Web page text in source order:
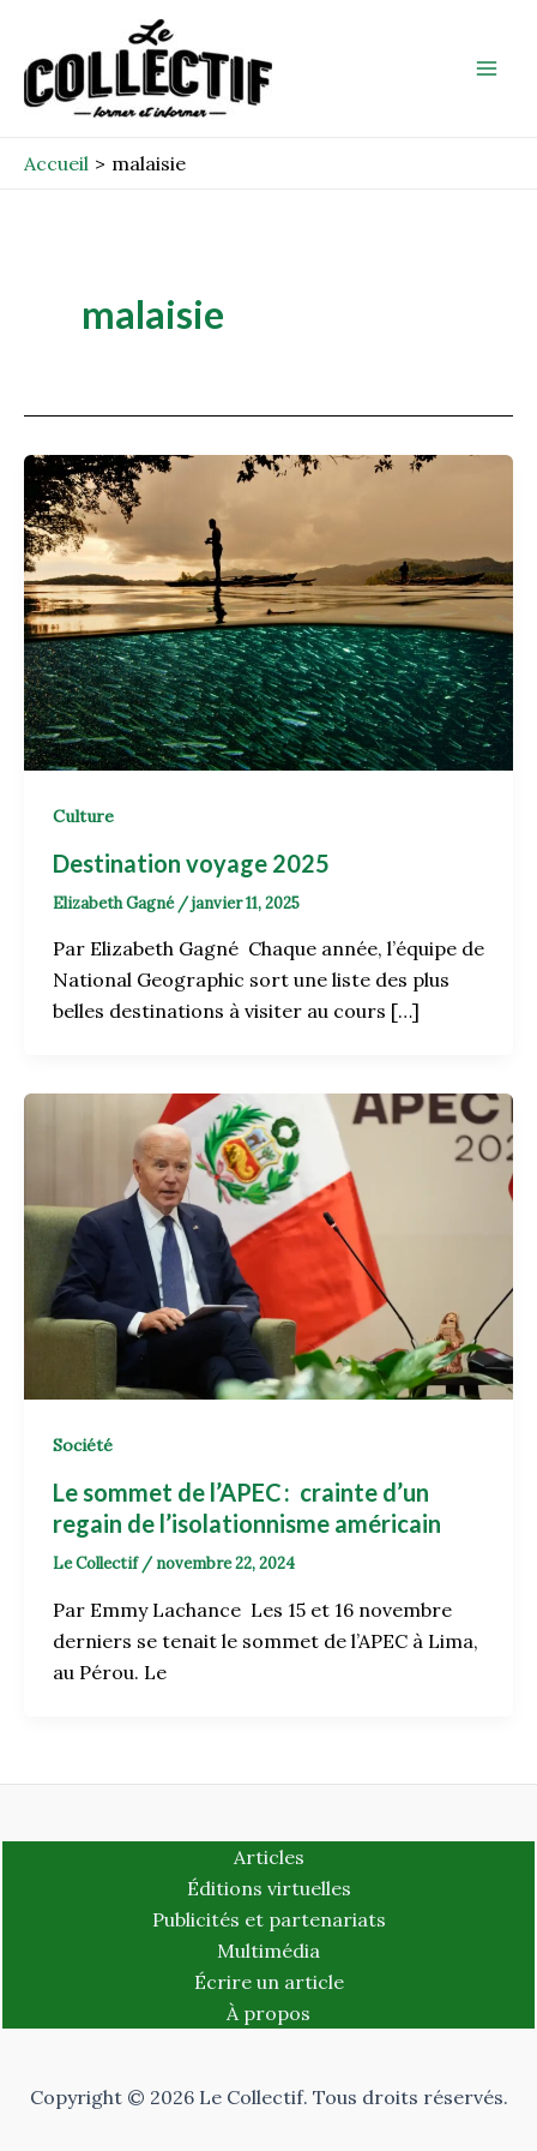
contenu
Accueil malaisie
malaisie
Culture
Destination voyage 2025
Elizabeth Gagné /janvier 11, 2025
Par Elizabeth Gagné Chaque année, l’équipe de
National Geographic sort une liste des plus
belles destinations à visiter au cours […]
Société
Le sommet de l’APEC : crainte d’un
regain de l’isolationnisme américain
Le Collectif / novembre 22, 2024
Par Emmy Lachance Les 15 et 16 novembre
derniers se tenait le sommet de l’APEC à Lima,
au Pérou. Le
Articles
Éditions virtuelles
Publicités et partenariats
Multimédia
Écrire un article
À propos
Copyright © 2026 Le Collectif. Tous droits réservés.